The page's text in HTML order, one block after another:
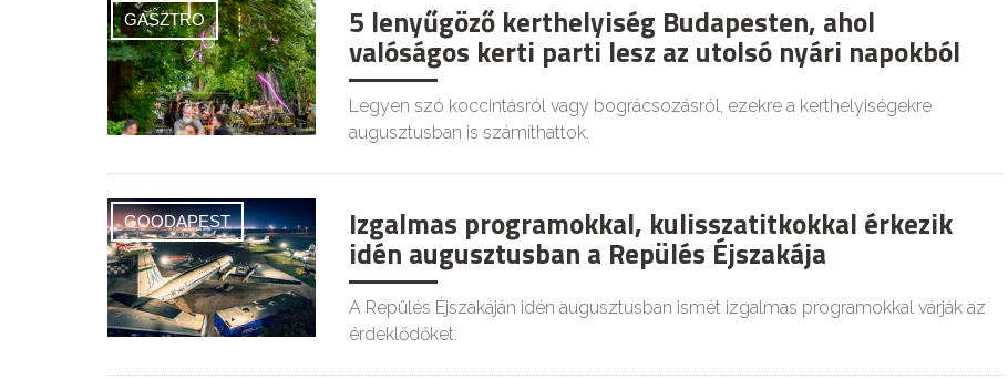
GASZTRO 5 lenyűgöző kerthelyiség Budapesten, ahol
valóságos kerti parti lesz az utolsó nyári napokból
Legyen szó koccintásról vagy bográcsozásról, ezekre a kerthelyiségekre
augusztusban is számíthattok.
GOODAPEST Izgalmas programokkal, kulisszatitkokkal érkezik
idén augusztusban a Repülés Éjszakája
A Repülés Éjszakáján idén augusztusban ismét izgalmas programokkal várják az
érdeklődőket.